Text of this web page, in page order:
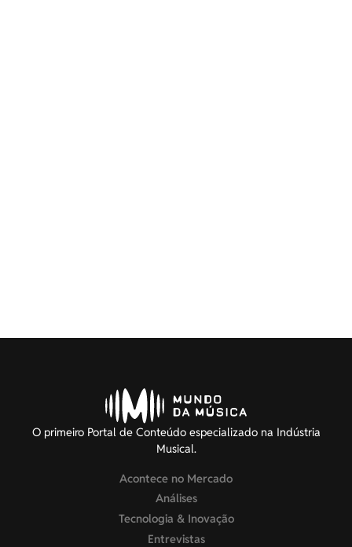
O primeiro Portal de Conteúdo especializado na Indústria
Musical.
Acontece no Mercado
Análises
Tecnologia & Inovação
Entrevistas